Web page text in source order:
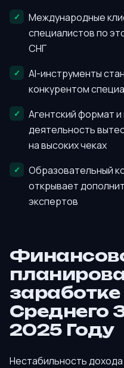
Международные
специалистов по
СНГ
AI-инструменты
конкурентом
Агентский формат
деятельность
на высоких чеках
Образовательный
открывает
экспертов
Среднего
2025 Году
Нестабильность